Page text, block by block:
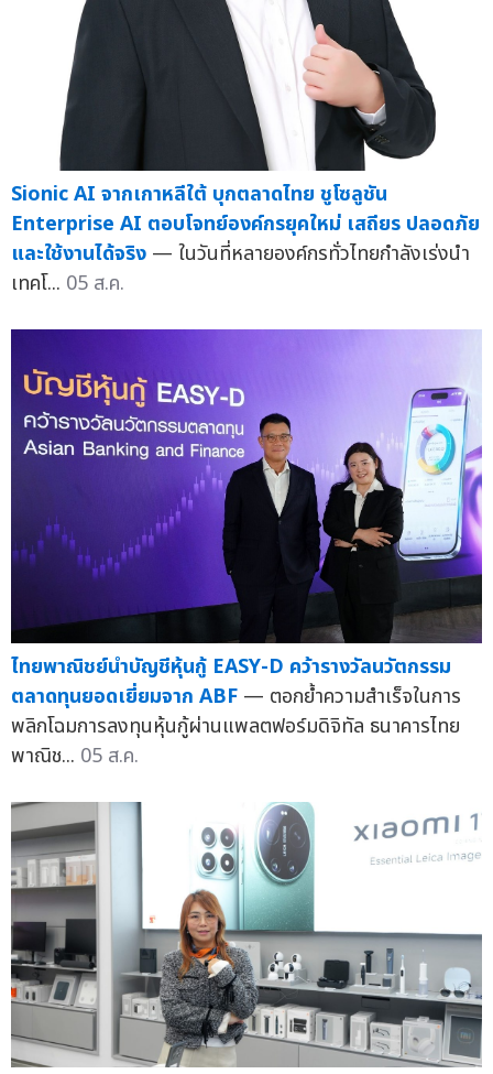
Sionic AI จากเกาหลีใต้ บุกตลาดไทย ชูโซลูชัน
Enterprise AI ตอบโจทย์องค์กรยุคใหม่ เสถียร ปลอดภัย
และใช้งานได้จริง — ในวันที่หลายองค์กรทั่วไทยกำลังเร่งนำ
เทคโ... 05 ส.ค.
ไทยพาณิชย์นำบัญชีหุ้นกู้ EASY-D คว้ารางวัลนวัตกรรม
ตลาดทุนยอดเยี่ยมจาก ABF — ตอกย้ำความสำเร็จในการ
พลิกโฉมการลงทุนหุ้นกู้ผ่านแพลตฟอร์มดิจิทัล ธนาคารไทย
พาณิช... 05 ส.ค.